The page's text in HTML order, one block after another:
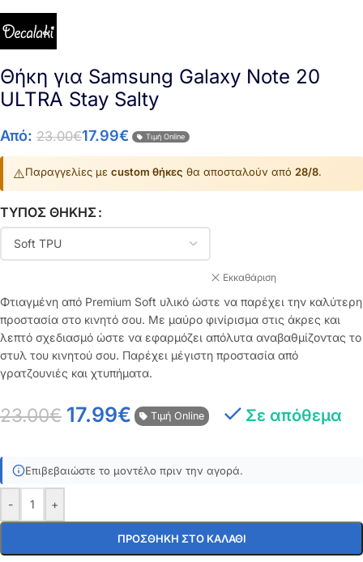
Θήκη για Samsung Galaxy Note 20
ULTRA Stay Salty
Από: 23.00€17.99€ Τιμή Online
⚠️Παραγγελίες με custom θήκες θα αποσταλούν από 28/8.
ΤΎΠΟΣ ΘΉΚΗΣ
Εκκαθάριση
Φτιαγμένη από Premium Soft υλικό ώστε να παρέχει την καλύτερη
προστασία στο κινητό σου. Με μαύρο φινίρισμα στις άκρες και
λεπτό σχεδιασμό ώστε να εφαρμόζει απόλυτα αναβαθμίζοντας το
στυλ του κινητού σου. Παρέχει μέγιστη προστασία από
γρατζουνιές και χτυπήματα.
23.00€ 17.99€ Τιμή Online Σε απόθεμα
Επιβεβαιώστε το μοντέλο πριν την αγορά.
- +
ΠΡΟΣΘΉΚΗ ΣΤΟ ΚΑΛΆΘΙ